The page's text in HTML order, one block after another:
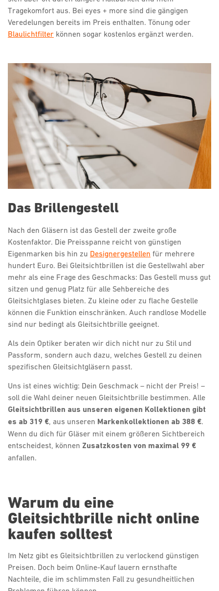
Tragekomfort aus. Bei eyes + more sind die gängigen
Veredelungen bereits im Preis enthalten. Tönung oder
Blaulichtfilter können sogar kostenlos ergänzt werden.
Das Brillengestell
Nach den Gläsern ist das Gestell der zweite große
Kostenfaktor. Die Preisspanne reicht von günstigen
Eigenmarken bis hin zu Designergestellen für mehrere
hundert Euro. Bei Gleitsichtbrillen ist die Gestellwahl aber
mehr als eine Frage des Geschmacks: Das Gestell muss gut
sitzen und genug Platz für alle Sehbereiche des
Gleitsichtglases bieten. Zu kleine oder zu flache Gestelle
können die Funktion einschränken. Auch randlose Modelle
sind nur bedingt als Gleitsichtbrille geeignet.
Als dein Optiker beraten wir dich nicht nur zu Stil und
Passform, sondern auch dazu, welches Gestell zu deinen
spezifischen Gleitsichtgläsern passt.
Uns ist eines wichtig: Dein Geschmack – nicht der Preis! –
soll die Wahl deiner neuen Gleitsichtbrille bestimmen. Alle
Gleitsichtbrillen aus unseren eigenen Kollektionen gibt
es ab 319 €, aus unseren Markenkollektionen ab 388 €.
Wenn du dich für Gläser mit einem größeren Sichtbereich
entscheidest, können Zusatzkosten von maximal 99 €
anfallen.
Warum du eine
Gleitsichtbrille nicht online
kaufen solltest
Im Netz gibt es Gleitsichtbrillen zu verlockend günstigen
Preisen. Doch beim Online-Kauf lauern ernsthafte
Nachteile, die im schlimmsten Fall zu gesundheitlichen